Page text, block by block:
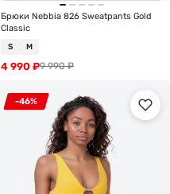
Брюки Nebbia 826 Sweatpants Gold
Classic
S M
9 990₽
4 990 ₽
-46%